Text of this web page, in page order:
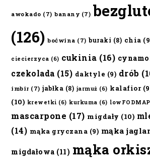
awokado (7) banany (7)
(126) boćwina (7) buraki (8) chia
ciecierzyca (6) cukinia (16)
czekolada (15) daktyle (9) drób
imbir (7) jabłka (8) jarmuż (6) kalafior
(10) krewetki (6) kurkuma (6) lowFODMAP
mascarpone (17) migdały (10)
(14) mąka gryczana (9) mąka
migdałowa (11) mąka